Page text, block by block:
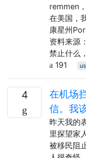
remmen
在美国，
康星州
资料来源
禁止什么
191
4
在机场
信。我
昨天我的
里探望家
被移民阻